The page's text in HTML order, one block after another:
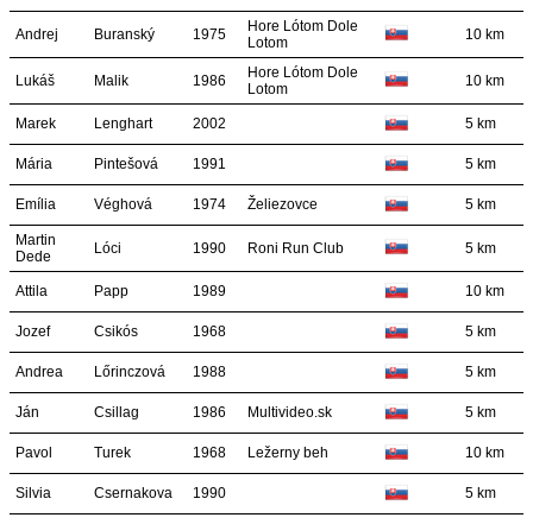
Andrej Buranský 1975
Hore Lótom Dole
Lotom
10 km
Lukáš Malik 1986
Hore Lótom Dole
Lotom
10 km
Marek Lenghart 2002 5 km
Mária Pintešová 1991 5 km
Emília Véghová 1974 Želiezovce 5 km
Martin
Dede
Lóci 1990 Roni Run Club 5 km
Attila Papp 1989 10 km
Jozef Csikós 1968 5 km
Andrea Lőrinczová 1988 5 km
Ján Csillag 1986 Multivideo.sk 5 km
Pavol Turek 1968 Ležerny beh 10 km
Silvia Csernakova 1990 5 km